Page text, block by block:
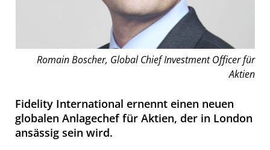
Romain Boscher, Global Chief Investment Officer für
Aktien
Fidelity International ernennt einen neuen
globalen Anlagechef für Aktien, der in London
ansässig sein wird.